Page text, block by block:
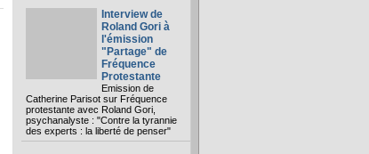
Interview de
Roland Gori à
l'émission
"Partage" de
Fréquence
Protestante
Emission de
Catherine Parisot sur Fréquence
protestante avec Roland Gori,
psychanalyste : "Contre la tyrannie
des experts : la liberté de penser"